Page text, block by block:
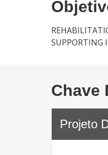
SUPPORTING
Chave
Projeto